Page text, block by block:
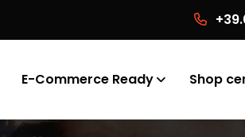
E-Commerce Ready Shop